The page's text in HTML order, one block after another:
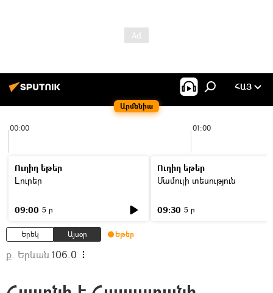
Արմենիա
ՀԱՅ
00:00 01:00
Ուղիղ եթեր
Լուրեր
09:00 5 ր
Ուղիղ եթեր
Մամուլի տեսություն
09:30 5 ր
Երեկ Այսօր Եթեր
ք. Երևան 106.0